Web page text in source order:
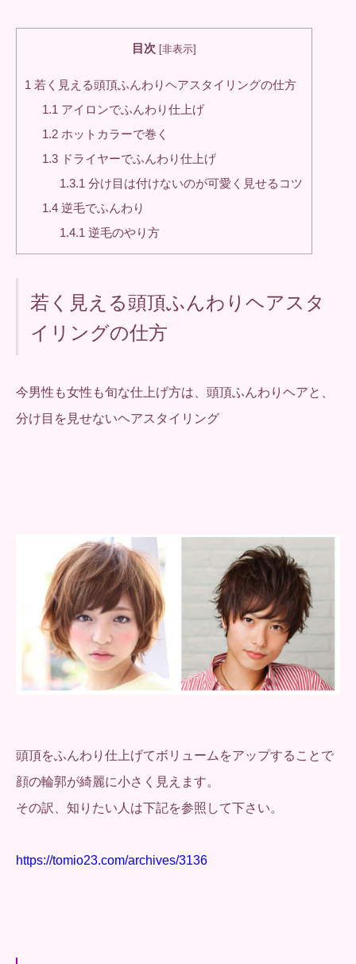
目次 [非表示]
1 若く見える頭頂ふんわりヘアスタイリングの仕方
1.1 アイロンでふんわり仕上げ
1.2 ホットカラーで巻く
1.3 ドライヤーでふんわり仕上げ
1.3.1 分け目は付けないのが可愛く見せるコツ
1.4 逆毛でふんわり
1.4.1 逆毛のやり方
若く見える頭頂ふんわりヘアスタ
イリングの仕方
今男性も女性も旬な仕上げ方は、頭頂ふんわりヘアと、
分け目を見せないヘアスタイリング
頭頂をふんわり仕上げてボリュームをアップすることで
顔の輪郭が綺麗に小さく見えます。
その訳、知りたい人は下記を参照して下さい。
https://tomio23.com/archives/3136